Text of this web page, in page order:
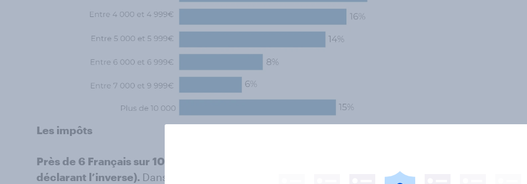
Les impôts
Près de 6 Français sur 10 estiment qu’ils paient trop d’impôts (56% vs 23%
déclarant l’inverse). Dans le détail, ce chiffre augmente significativement chez